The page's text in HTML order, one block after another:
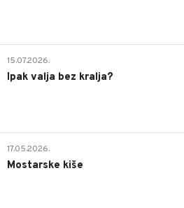
15.07.2026.
Ipak valja bez kralja?
17.05.2026.
Mostarske kiše